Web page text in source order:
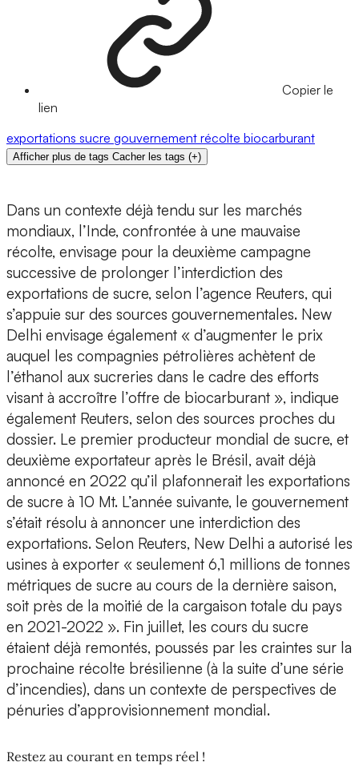
Copier le
lien
exportations sucre gouvernement récolte biocarburant
Afficher plus de tags Cacher les tags (+)
Dans un contexte déjà tendu sur les marchés
mondiaux, l’Inde, confrontée à une mauvaise
récolte, envisage pour la deuxième campagne
successive de prolonger l’interdiction des
exportations de sucre, selon l’agence Reuters, qui
s’appuie sur des sources gouvernementales. New
Delhi envisage également « d’augmenter le prix
auquel les compagnies pétrolières achètent de
l’éthanol aux sucreries dans le cadre des efforts
visant à accroître l’offre de biocarburant », indique
également Reuters, selon des sources proches du
dossier. Le premier producteur mondial de sucre, et
deuxième exportateur après le Brésil, avait déjà
annoncé en 2022 qu’il plafonnerait les exportations
de sucre à 10 Mt. L’année suivante, le gouvernement
s’était résolu à annoncer une interdiction des
exportations. Selon Reuters, New Delhi a autorisé les
usines à exporter « seulement 6,1 millions de tonnes
métriques de sucre au cours de la dernière saison,
soit près de la moitié de la cargaison totale du pays
en 2021-2022 ». Fin juillet, les cours du sucre
étaient déjà remontés, poussés par les craintes sur la
prochaine récolte brésilienne (à la suite d’une série
d’incendies), dans un contexte de perspectives de
pénuries d’approvisionnement mondial.
Restez au courant en temps réel !